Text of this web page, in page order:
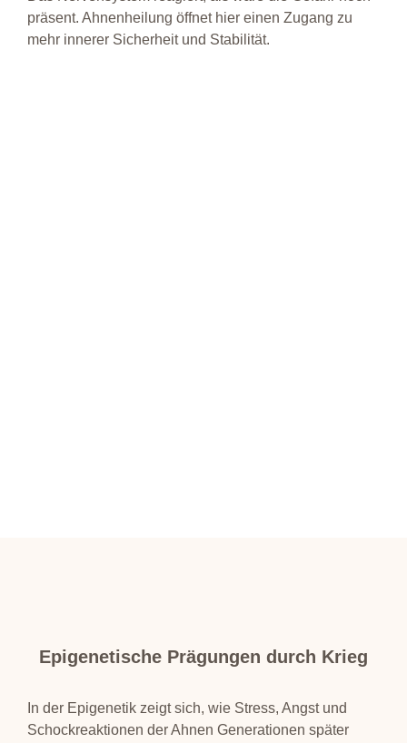
präsent. Ahnenheilung öffnet hier einen Zugang zu
mehr innerer Sicherheit und Stabilität.
Epigenetische Prägungen durch Krieg
In der Epigenetik zeigt sich, wie Stress, Angst und
Schockreaktionen der Ahnen Generationen später